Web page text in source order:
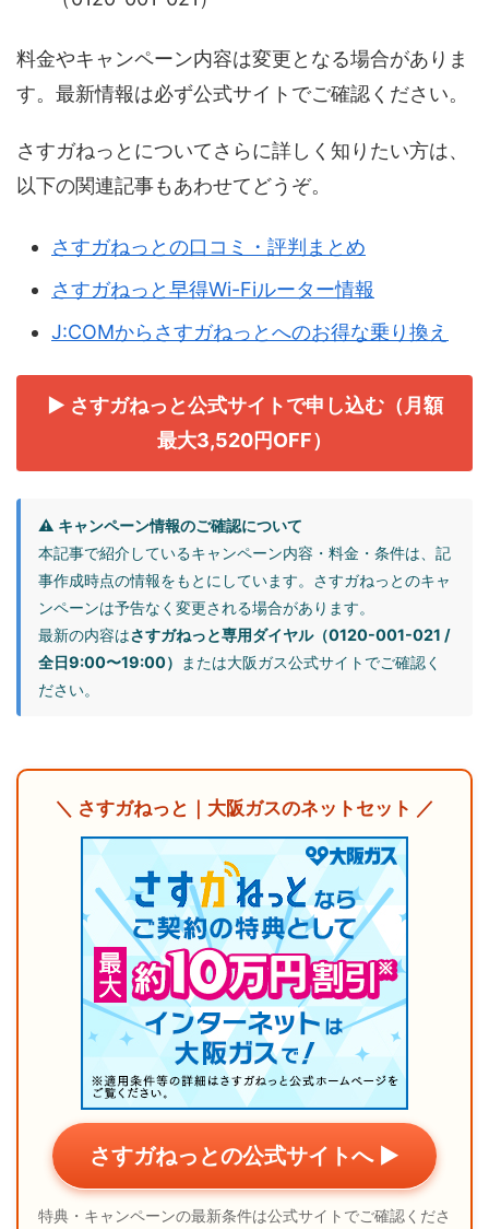
料金やキャンペーン内容は変更となる場合がありま
す。最新情報は必ず公式サイトでご確認ください。
さすガねっとについてさらに詳しく知りたい方は、
以下の関連記事もあわせてどうぞ。
さすガねっとの口コミ・評判まとめ
さすガねっと早得Wi-Fiルーター情報
J:COMからさすガねっとへのお得な乗り換え
▶ さすガねっと公式サイトで申し込む（月額
最大3,520円OFF）
⚠️ キャンペーン情報のご確認について
本記事で紹介しているキャンペーン内容・料金・条件は、記
事作成時点の情報をもとにしています。さすガねっとのキャ
ンペーンは予告なく変更される場合があります。
最新の内容はさすガねっと専用ダイヤル（0120-001-021 /
全日9:00〜19:00）
または大阪ガス公式サイトでご確認く
ださい。
＼ さすガねっと｜大阪ガスのネットセット ／
さすガねっとの公式サイトへ ▶
特典・キャンペーンの最新条件は公式サイトでご確認くださ